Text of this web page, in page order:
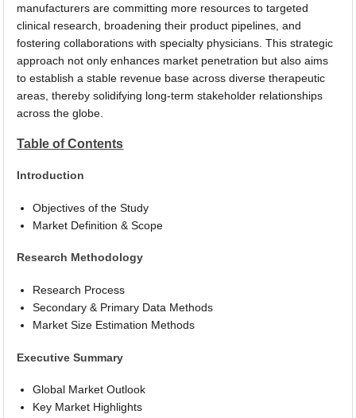
manufacturers are committing more resources to targeted
clinical research, broadening their product pipelines, and
fostering collaborations with specialty physicians. This strategic
approach not only enhances market penetration but also aims
to establish a stable revenue base across diverse therapeutic
areas, thereby solidifying long-term stakeholder relationships
across the globe.
Table of Contents
Introduction
Objectives of the Study
Market Definition & Scope
Research Methodology
Research Process
Secondary & Primary Data Methods
Market Size Estimation Methods
Executive Summary
Global Market Outlook
Key Market Highlights